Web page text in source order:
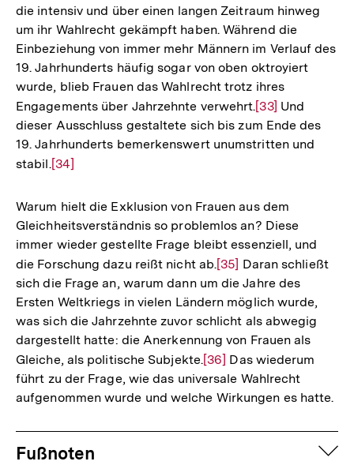
die intensiv und über einen langen Zeitraum hinweg
um ihr Wahlrecht gekämpft haben. Während die
Einbeziehung von immer mehr Männern im Verlauf des
19. Jahrhunderts häufig sogar von oben oktroyiert
wurde, blieb Frauen das Wahlrecht trotz ihres
Engagements über Jahrzehnte verwehrt.Zur
Auflösung
der
[33] Und
dieser Ausschluss gestaltete sich bis zum Ende des
19. Jahrhunderts bemerkenswert unumstritten und
stabil.Zur
der
Fußnote
[34]
Warum hielt die Exklusion von Frauen aus dem
Gleichheitsverständnis so problemlos an? Diese
immer wieder gestellte Frage bleibt essenziell, und
die Forschung dazu reißt nicht ab.Zur
Auflösung
der
Fußnote
[35] Daran schließt
sich die Frage an, warum dann um die Jahre des
Ersten Weltkriegs in vielen Ländern möglich wurde,
was sich die Jahrzehnte zuvor schlicht als abwegig
dargestellt hatte: die Anerkennung von Frauen als
Gleiche, als politische Subjekte.Zur
Auflösung
der
[36] Das wiederum
führt zu der Frage, wie das universale Wahlrecht
aufgenommen wurde und welche Wirkungen es hatte.
Fussnoten
Fußnoten